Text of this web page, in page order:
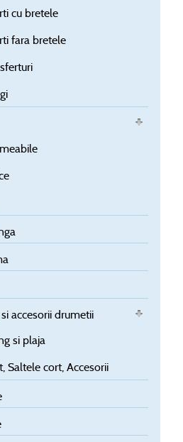
cu bretele
fara bretele
accesorii drumetii
si plaja
Saltele cort, Accesorii